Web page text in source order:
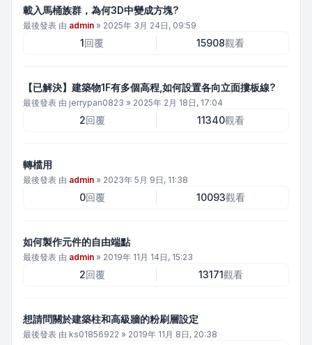
載入馬桶族群，為何3D中變成方塊?
最後發表 由 admin » 2025年 3月 24日, 09:59
1回覆 15908觀看
【已解決】建築物1F有多個高程,如何設置各向立面摟板線?
最後發表 由 jerrypan0823 » 2025年 2月 18日, 17:04
2回覆 11340觀看
轉檔用
最後發表 由 admin » 2023年 5月 9日, 11:38
0回覆 10093觀看
如何製作元件的自由端點
最後發表 由 admin » 2019年 11月 14日, 15:23
2回覆 13171觀看
想請問關於建築柱和高級牆的粉刷層設定
最後發表 由 ks01856922 » 2019年 11月 8日, 20:38